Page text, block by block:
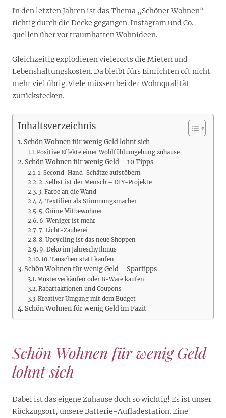
In den letzten Jahren ist das Thema „Schöner Wohnen“
richtig durch die Decke gegangen. Instagram und Co.
quellen über vor traumhaften Wohnideen.
Gleichzeitig explodieren vielerorts die Mieten und
Lebenshaltungskosten. Da bleibt fürs Einrichten oft nicht
mehr viel übrig. Viele müssen bei der Wohnqualität
zurückstecken.
Inhaltsverzeichnis
Schön Wohnen für wenig Geld lohnt sich
Positive Effekte einer Wohlfühlumgebung zuhause
Schön Wohnen für wenig Geld – 10 Tipps
1. Second-Hand-Schätze aufstöbern
2. Selbst ist der Mensch – DIY-Projekte
3. Farbe an die Wand
4. Textilien als Stimmungsmacher
5. Grüne Mitbewohner
6. Weniger ist mehr
7. Licht-Zauberei
8. Upcycling ist das neue Shoppen
9. Deko im Jahresrhythmus
10. Tauschen statt kaufen
Schön Wohnen für wenig Geld – Spartipps
Musterverkäufen oder B-Ware kaufen
Rabattaktionen und Coupons
Kreativer Umgang mit dem Budget
Schön Wohnen für wenig Geld im Fazit
Schön Wohnen für wenig Geld
lohnt sich
Dabei ist das eigene Zuhause doch so wichtig! Es ist unser
Rückzugsort, unsere Batterie-Aufladestation. Eine